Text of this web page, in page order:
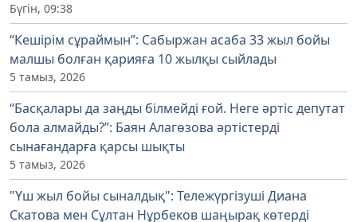
Бүгін, 09:38
“Кешірім сұраймын”: Сабыржан асаба 33 жыл бойы
малшы болған қарияға 10 жылқы сыйлады
5 тамыз, 2026
“Басқалары да заңды білмейді ғой. Неге әртіс депутат
бола алмайды?”: Баян Алагөзова әртістерді
сынағандарға қарсы шықты
5 тамыз, 2026
"Үш жыл бойы сыналдық": Тележүргізуші Диана
Скатова мен Сұлтан Нұрбеков шаңырақ көтерді